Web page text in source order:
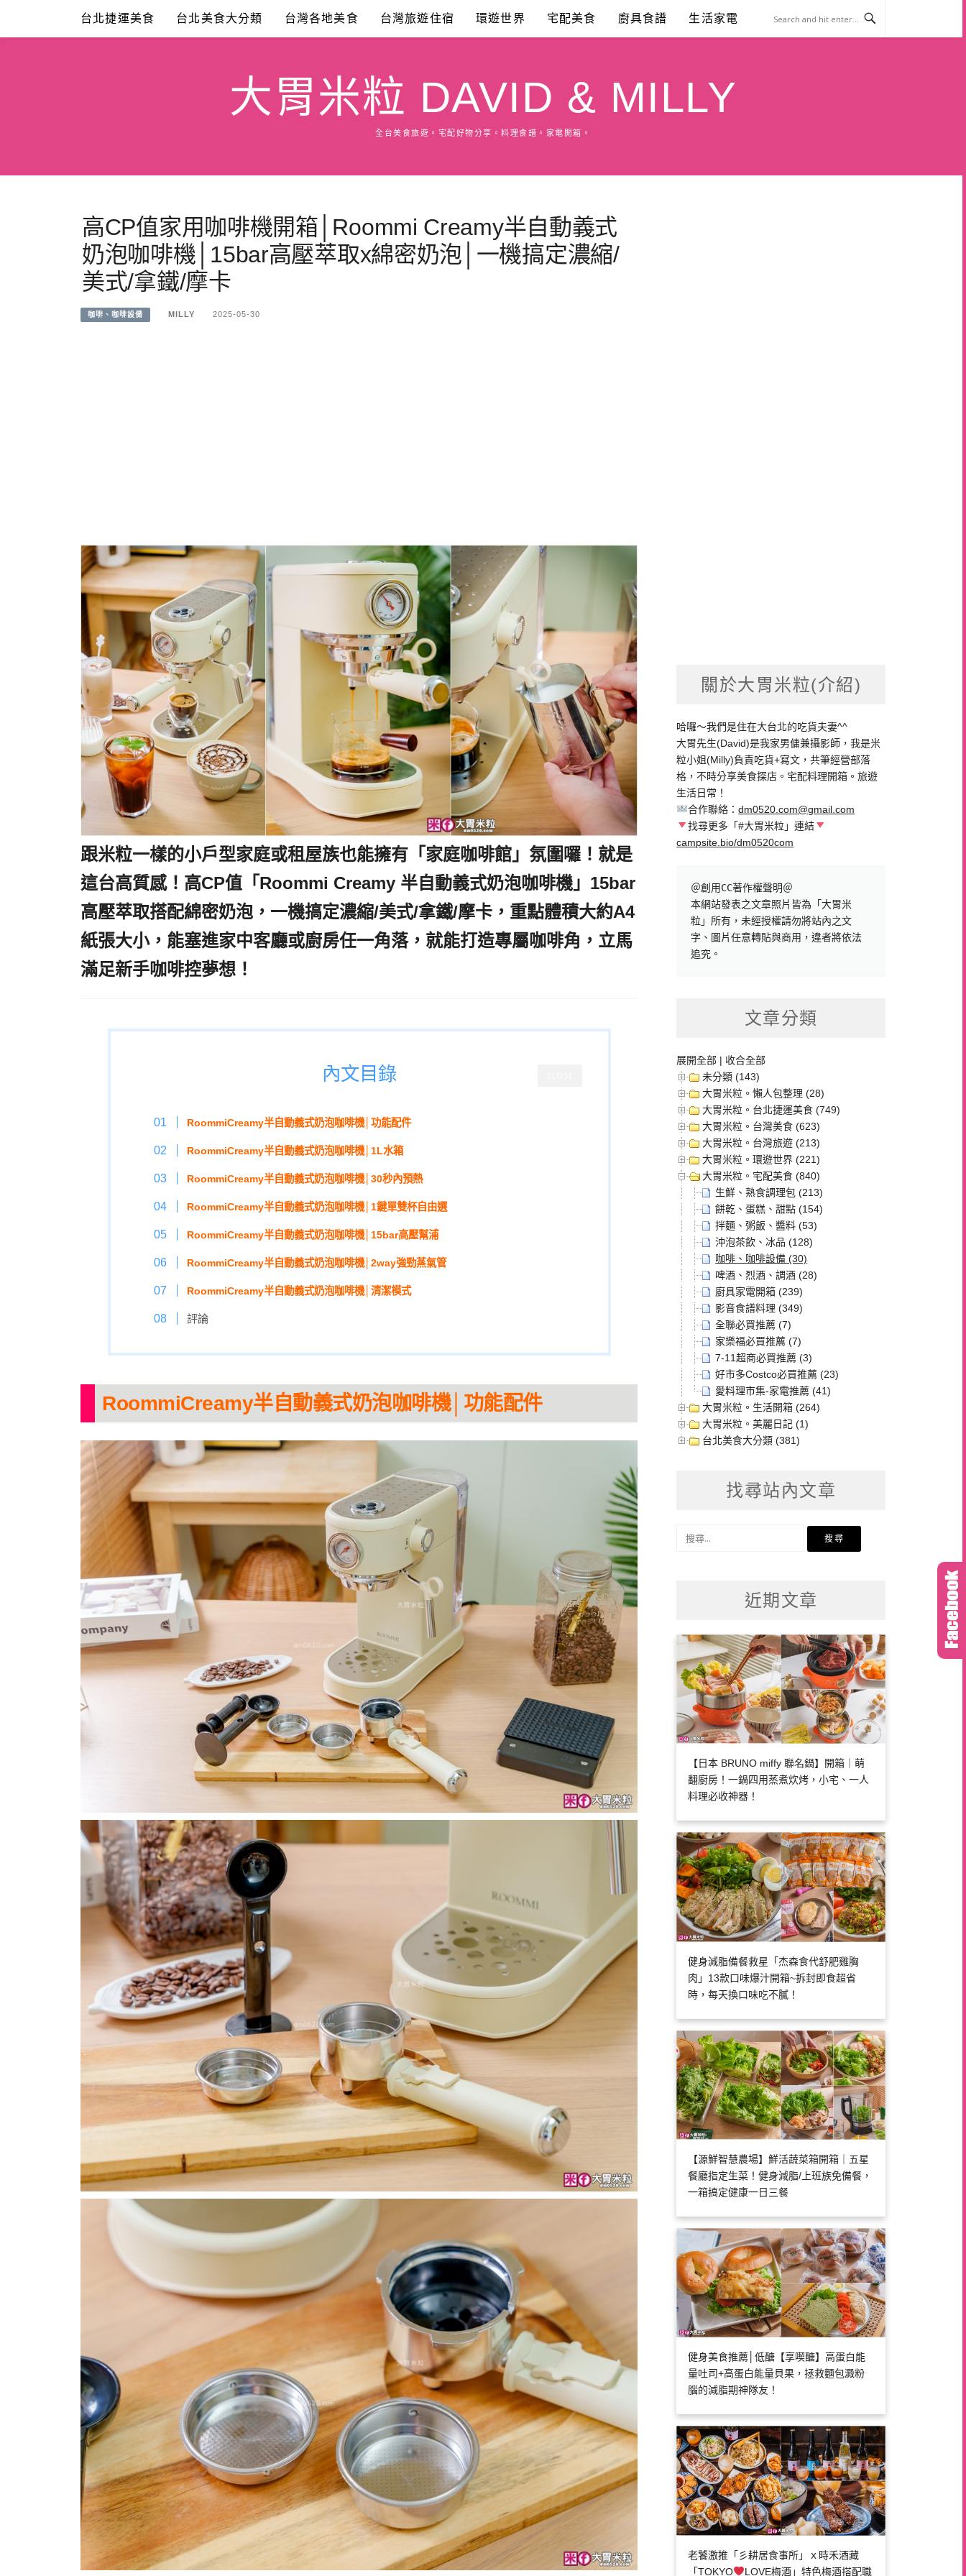
content
台北捷運美食 台北美食大分類 台灣各地美食 台灣旅遊住宿 環遊世界 宅配美食 廚具食譜 生活家電
大胃米粒 DAVID & MILLY
全台美食旅遊。宅配好物分享。料理食譜。家電開箱。
高CP值家用咖啡機開箱│Roommi Creamy半自動義式
奶泡咖啡機│15bar高壓萃取x綿密奶泡│一機搞定濃縮/
美式/拿鐵/摩卡
咖啡、咖啡設備 MILLY 2025-05-30
跟米粒一樣的小戶型家庭或租屋族也能擁有「家庭咖啡館」氛圍囉！就是
這台高質感！高CP值「Roommi Creamy 半自動義式奶泡咖啡機」15bar
高壓萃取搭配綿密奶泡，一機搞定濃縮/美式/拿鐵/摩卡，重點體積大約A4
紙張大小，能塞進家中客廳或廚房任一角落，就能打造專屬咖啡角，立馬
滿足新手咖啡控夢想！
內文目錄
RoommiCreamy半自動義式奶泡咖啡機│功能配件
RoommiCreamy半自動義式奶泡咖啡機│1L水箱
RoommiCreamy半自動義式奶泡咖啡機│30秒內預熱
RoommiCreamy半自動義式奶泡咖啡機│1鍵單雙杯自由選
RoommiCreamy半自動義式奶泡咖啡機│15bar高壓幫浦
RoommiCreamy半自動義式奶泡咖啡機│2way強勁蒸氣管
RoommiCreamy半自動義式奶泡咖啡機│清潔模式
評論
RoommiCreamy半自動義式奶泡咖啡機│功能配件
關於大胃米粒(介紹)
哈囉～我們是住在大台北的吃貨夫妻^^
大胃先生(David)是我家男傭兼攝影師，我是米
粒小姐(Milly)負責吃貨+寫文，共筆經營部落
格，不時分享美食探店。宅配料理開箱。旅遊
生活日常！
合作聯絡：dm0520.com@gmail.com
找尋更多「#大胃米粒」連結
campsite.bio/dm0520com
＠創用CC著作權聲明＠
本網站發表之文章照片皆為「大胃米
粒」所有，未經授權請勿將站內之文
字、圖片任意轉貼與商用，違者將依法
追究。
文章分類
展開全部 | 收合全部
未分類 (143)
大胃米粒。懶人包整理 (28)
大胃米粒。台北捷運美食 (749)
大胃米粒。台灣美食 (623)
大胃米粒。台灣旅遊 (213)
大胃米粒。環遊世界 (221)
大胃米粒。宅配美食 (840)
生鮮、熟食調理包 (213)
餅乾、蛋糕、甜點 (154)
拌麵、粥飯、醬料 (53)
沖泡茶飲、冰品 (128)
咖啡、咖啡設備 (30)
啤酒、烈酒、調酒 (28)
廚具家電開箱 (239)
影音食譜料理 (349)
全聯必買推薦 (7)
家樂福必買推薦 (7)
7-11超商必買推薦 (3)
好市多Costco必買推薦 (23)
愛料理市集-家電推薦 (41)
大胃米粒。生活開箱 (264)
大胃米粒。美麗日記 (1)
台北美食大分類 (381)
找尋站內文章
近期文章
【日本 BRUNO miffy 聯名鍋】開箱｜萌
翻廚房！一鍋四用蒸煮炊烤，小宅、一人
料理必收神器！
健身減脂備餐救星「杰森食代舒肥雞胸
肉」13款口味爆汁開箱~拆封即食超省
時，每天換口味吃不膩！
【源鮮智慧農場】鮮活蔬菜箱開箱｜五星
餐廳指定生菜！健身減脂/上班族免備餐，
一箱搞定健康一日三餐
健身美食推薦│低醣【享喫醣】高蛋白能
量吐司+高蛋白能量貝果，拯救麵包澱粉
腦的減脂期神隊友！
老饕激推「彡耕居食事所」ｘ時禾酒藏
「TOKYO
LOVE梅酒」特色梅酒搭配職